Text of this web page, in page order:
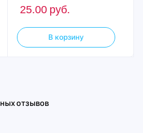
25.00 руб.
В корзину
отзывов